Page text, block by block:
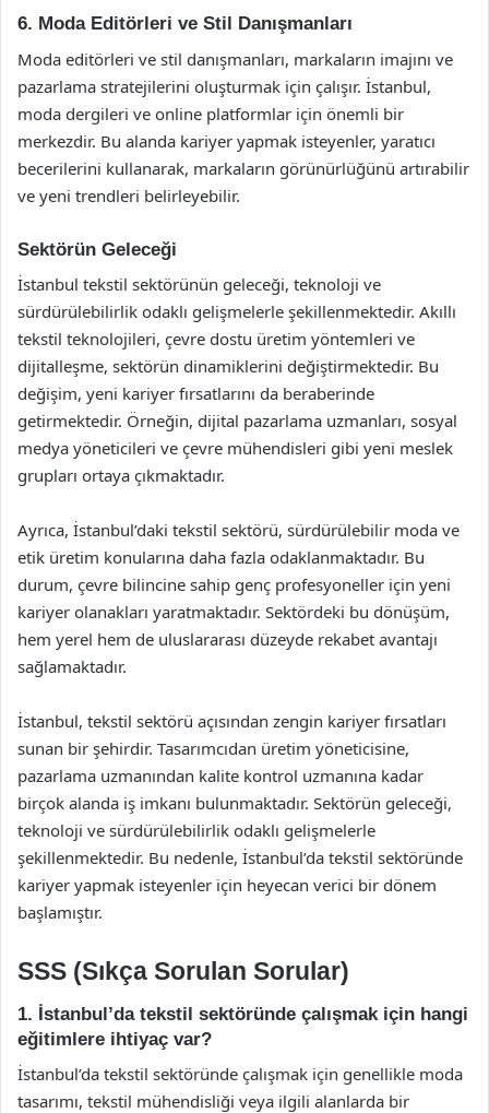
6. Moda Editörleri ve Stil Danışmanları
Moda editörleri ve stil danışmanları, markaların imajını ve
pazarlama stratejilerini oluşturmak için çalışır. İstanbul,
moda dergileri ve online platformlar için önemli bir
merkezdir. Bu alanda kariyer yapmak isteyenler, yaratıcı
becerilerini kullanarak, markaların görünürlüğünü artırabilir
ve yeni trendleri belirleyebilir.
Sektörün Geleceği
İstanbul tekstil sektörünün geleceği, teknoloji ve
sürdürülebilirlik odaklı gelişmelerle şekillenmektedir. Akıllı
tekstil teknolojileri, çevre dostu üretim yöntemleri ve
dijitalleşme, sektörün dinamiklerini değiştirmektedir. Bu
değişim, yeni kariyer fırsatlarını da beraberinde
getirmektedir. Örneğin, dijital pazarlama uzmanları, sosyal
medya yöneticileri ve çevre mühendisleri gibi yeni meslek
grupları ortaya çıkmaktadır.
Ayrıca, İstanbul’daki tekstil sektörü, sürdürülebilir moda ve
etik üretim konularına daha fazla odaklanmaktadır. Bu
durum, çevre bilincine sahip genç profesyoneller için yeni
kariyer olanakları yaratmaktadır. Sektördeki bu dönüşüm,
hem yerel hem de uluslararası düzeyde rekabet avantajı
sağlamaktadır.
İstanbul, tekstil sektörü açısından zengin kariyer fırsatları
sunan bir şehirdir. Tasarımcıdan üretim yöneticisine,
pazarlama uzmanından kalite kontrol uzmanına kadar
birçok alanda iş imkanı bulunmaktadır. Sektörün geleceği,
teknoloji ve sürdürülebilirlik odaklı gelişmelerle
şekillenmektedir. Bu nedenle, İstanbul’da tekstil sektöründe
kariyer yapmak isteyenler için heyecan verici bir dönem
başlamıştır.
SSS (Sıkça Sorulan Sorular)
1. İstanbul’da tekstil sektöründe çalışmak için hangi
eğitimlere ihtiyaç var?
İstanbul’da tekstil sektöründe çalışmak için genellikle moda
tasarımı, tekstil mühendisliği veya ilgili alanlarda bir